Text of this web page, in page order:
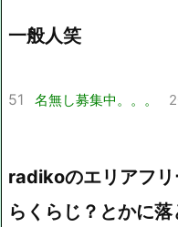
一般人笑
51 名無し募集中。。。
radikoのエリアフリ
らくらじ？とかに